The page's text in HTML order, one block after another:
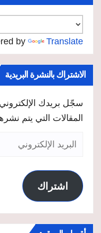
by Translate
الاشتراك بالنشرة البريدية
سجّل بريدك
المقالات التي يتم
البريد
اشتراك